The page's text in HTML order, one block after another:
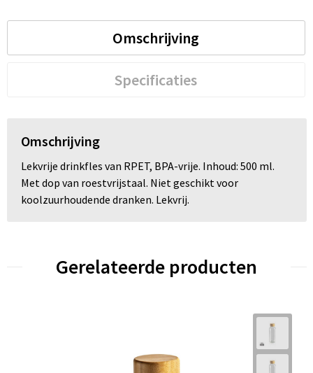
Omschrijving
Specificaties
Omschrijving
Lekvrije drinkfles van RPET, BPA-vrije. Inhoud: 500 ml.
Met dop van roestvrijstaal. Niet geschikt voor
koolzuurhoudende dranken. Lekvrij.
Gerelateerde producten